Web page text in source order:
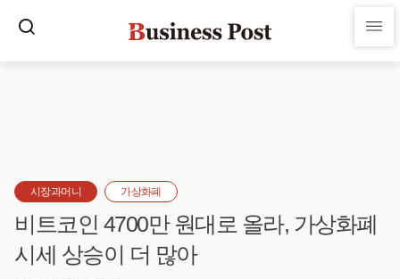
시장과머니 가상화폐
비트코인 4700만 원대로 올라, 가상화폐
시세 상승이 더 많아